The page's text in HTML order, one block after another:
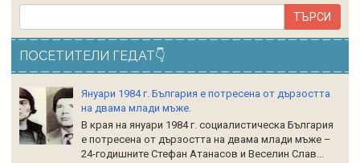
ПОСЕТИТЕЛИ ГЕДАТ👇
Януари 1984 г. България е потресена от дързостта
на двама млади мъже.
В края на януари 1984 г. социалистическа България
е потресена от дързостта на двама млади мъже –
24-годишните Стефан Атанасов и Веселин Слав...